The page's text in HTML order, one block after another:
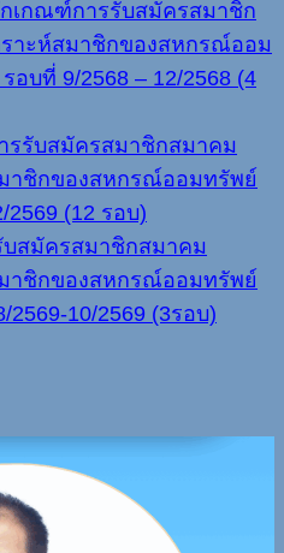
เกณฑ์การรับสมัครสมาชิก
าะห์สมาชิกของสหกรณ์ออม
อบที่ 9/2568 – 12/2568 (4
รรับสมัครสมาชิกสมาคม
าชิกของสหกรณ์ออมทรัพย์
2569 (12 รอบ)
สมัครสมาชิกสมาคม
าชิกของสหกรณ์ออมทรัพย์
10/2569 (3รอบ)